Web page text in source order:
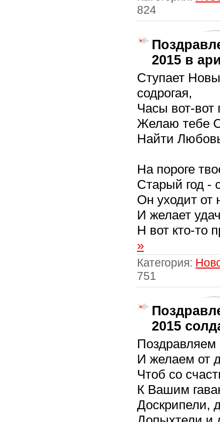
824
2015 в
Ступает
содрогая,
Часы вот-вот
Желаю тебе
Найти
На пороге
Старый год -
Он уходит от
И желает
Н вот кто-то
»
Категория:
751
2015
И желаем от
Чтоб со
К Вашим
Доскрипели,